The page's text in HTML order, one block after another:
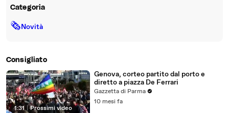
Categoria
🗞Novità
Consigliato
1:31 Prossimi video
Genova, corteo partito dal porto e
diretto a piazza De Ferrari
Gazzetta di Parma
10 mesi fa